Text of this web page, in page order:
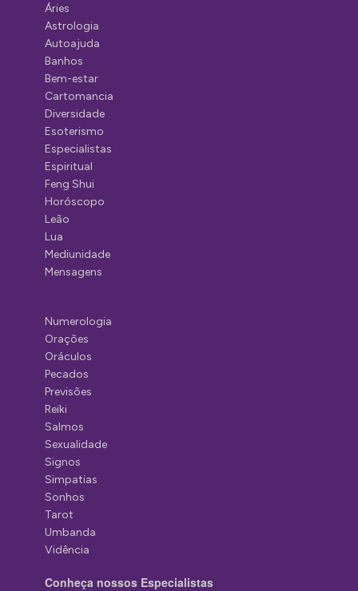
Áries
Astrologia
Autoajuda
Banhos
Bem-estar
Cartomancia
Diversidade
Esoterismo
Especialistas
Espiritual
Feng Shui
Horóscopo
Leão
Lua
Mediunidade
Mensagens
Numerologia
Orações
Oráculos
Pecados
Previsões
Reiki
Salmos
Sexualidade
Signos
Simpatias
Sonhos
Tarot
Umbanda
Vidência
Conheça nossos Especialistas